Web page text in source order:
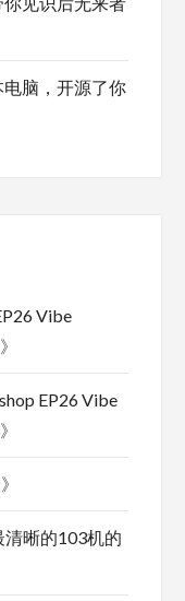
电脑，开源了你
Vibe
》
EP26 Vibe
》
》
晰的103机的